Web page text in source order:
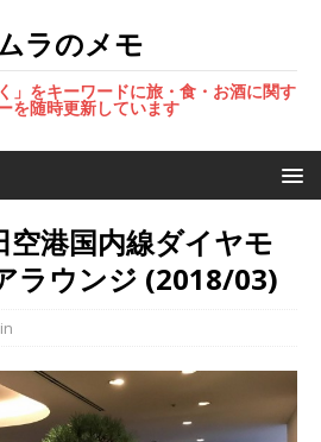
ラのメモ
」をキーワードに旅・食・お酒に関す
を随時更新しています
港国内線ダイヤモ
ラウンジ (2018/03)